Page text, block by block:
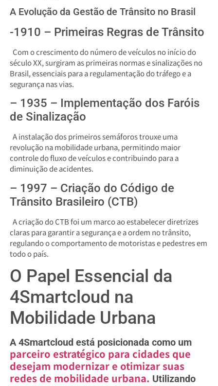
A Evolução da Gestão de Trânsito no Brasil
-1910 – Primeiras Regras de Trânsito
Com o crescimento do número de veículos no início do
século XX, surgiram as primeiras normas e sinalizações no
Brasil, essenciais para a regulamentação do tráfego e a
segurança nas vias.
– 1935 – Implementação dos Faróis
de Sinalização
A instalação dos primeiros semáforos trouxe uma
revolução na mobilidade urbana, permitindo maior
controle do fluxo de veículos e contribuindo para a
diminuição de acidentes.
– 1997 – Criação do Código de
Trânsito Brasileiro (CTB)
A criação do CTB foi um marco ao estabelecer diretrizes
claras para garantir a segurança e a ordem no trânsito,
regulando o comportamento de motoristas e pedestres em
todo o país.
O Papel Essencial da
4Smartcloud na
Mobilidade Urbana
A 4Smartcloud está posicionada como um
parceiro estratégico para cidades que
desejam modernizar e otimizar suas
redes de mobilidade urbana. Utilizando